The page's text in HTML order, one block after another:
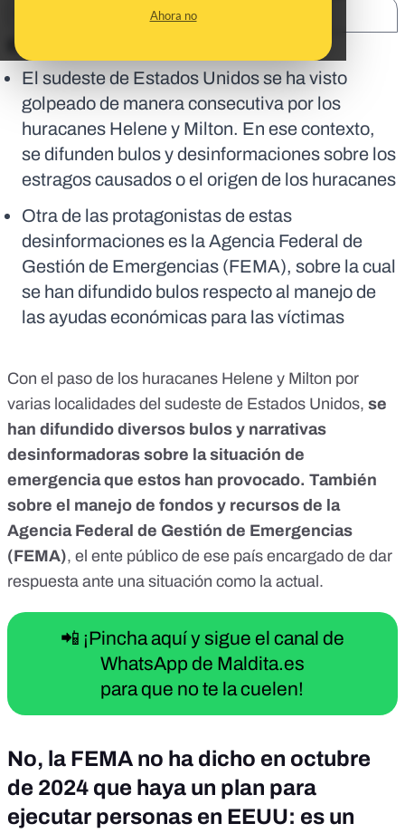
Ahora no
En corto:
El sudeste de Estados Unidos se ha visto
golpeado de manera consecutiva por los
huracanes Helene y Milton. En ese contexto,
se difunden bulos y desinformaciones sobre los
estragos causados o el origen de los huracanes
Otra de las protagonistas de estas
desinformaciones es la Agencia Federal de
Gestión de Emergencias (FEMA), sobre la cual
se han difundido bulos respecto al manejo de
las ayudas económicas para las víctimas
Con el paso de los huracanes Helene y Milton por
varias localidades del sudeste de Estados Unidos, se
han difundido diversos bulos y narrativas
desinformadoras sobre la situación de
emergencia que estos han provocado. También
sobre el manejo de fondos y recursos de la
Agencia Federal de Gestión de Emergencias
(FEMA), el ente público de ese país encargado de dar
respuesta ante una situación como la actual.
📲 ¡Pincha aquí y sigue el canal de
WhatsApp de Maldita.es
para que no te la cuelen!
No, la FEMA no ha dicho en octubre
de 2024 que haya un plan para
ejecutar personas en EEUU: es un